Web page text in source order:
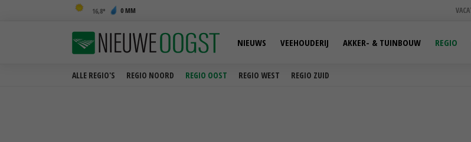
16,8 0 MM
ALLE REGIO'S REGIO NOORD REGIO OOST REGIO WEST REGIO ZUID
NIEUWS VEEHOUDERIJ AKKER- & TUINBOUW REGIO